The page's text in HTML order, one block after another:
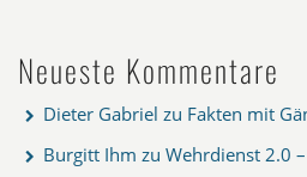
Neueste Kommentare
Dieter Gabriel zu Fakten mit
Burgitt Ihm zu Wehrdienst 2.0